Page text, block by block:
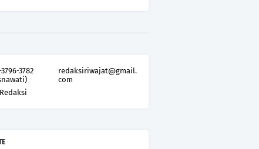
3782
redaksiriwajat@gmail.
com